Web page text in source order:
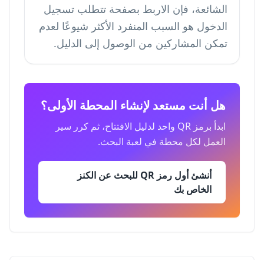
الشائعة، فإن الاربط بصفحة تتطلب تسجيل
الدخول هو السبب المنفرد الأكثر شيوعًا لعدم
تمكن المشاركين من الوصول إلى الدليل.
هل أنت مستعد لإنشاء المحطة الأولى؟
ابدأ برمز QR واحد لدليل الافتتاح، ثم كرر سير
العمل لكل محطة في لعبة البحث.
أنشئ أول رمز QR للبحث عن الكنز
الخاص بك